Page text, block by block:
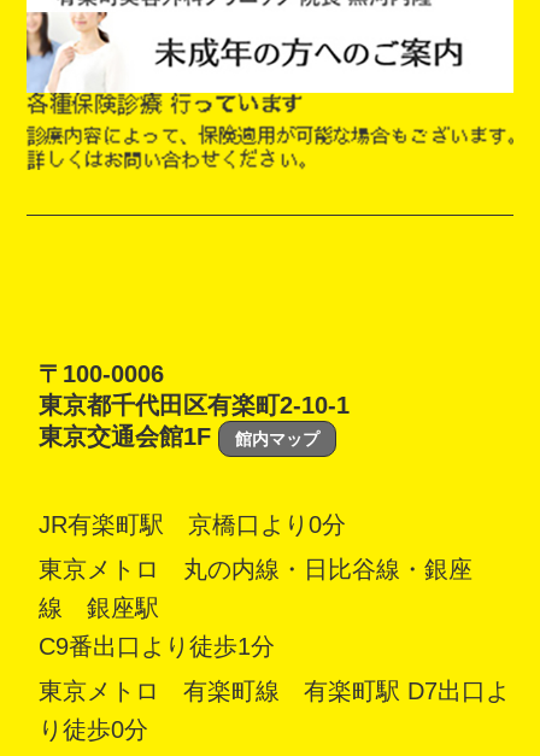
〒100-0006
東京都千代田区有楽町2-10-1
東京交通会館1F
館内マップ
JR有楽町駅 京橋口より0分
東京メトロ 丸の内線・日比谷線・銀座
線 銀座駅
C9番出口より徒歩1分
東京メトロ 有楽町線 有楽町駅 D7出口よ
り徒歩0分